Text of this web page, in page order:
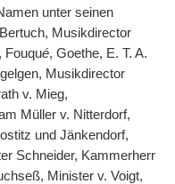
unter seinen
Musikdirector
Fouqué, Goethe, E. T. A.
Musikdirector
v. Mieg,
Müller v. Nitterdorf,
und Jänkendorf,
Schneider, Kammerherr
Minister v. Voigt,